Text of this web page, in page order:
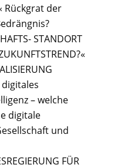
Rückgrat der
STANDORT
digitales
– welche
digitale
und
FÜR